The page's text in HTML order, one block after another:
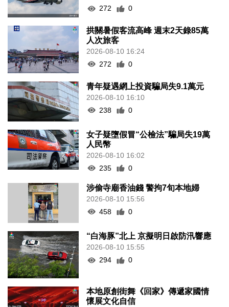
272
0
拱關暑假客流高峰 週末2天錄85萬
人次旅客
2026-08-10 16:24
272
0
青年疑遇網上投資騙局失9.1萬元
2026-08-10 16:10
238
0
女子疑墮假冒“公檢法”騙局失19萬
人民幣
2026-08-10 16:02
235
0
涉偷寺廟香油錢 警拘7旬本地婦
2026-08-10 15:56
458
0
“白海豚”北上 京擬明日啟防汛響應
2026-08-10 15:55
294
0
本地原創街舞《回家》傳遞家國情
懷展文化自信